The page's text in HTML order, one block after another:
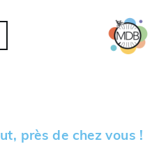
près de chez vous !